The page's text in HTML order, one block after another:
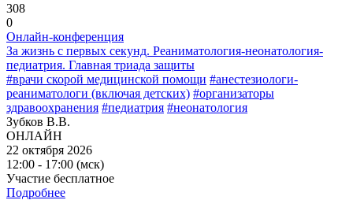
308
0
Онлайн-конференция
За жизнь с первых секунд. Реаниматология-неонатология-
педиатрия. Главная триада защиты
#врачи скорой медицинской помощи #анестезиологи-
реаниматологи (включая детских) #организаторы
здравоохранения #педиатрия #неонатология
Зубков В.В.
ОНЛАЙН
22 октября 2026
12:00 - 17:00 (мск)
Участие бесплатное
Подробнее